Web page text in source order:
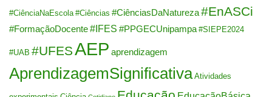
#CiênciaNaEscola #Ciências #CiênciasDaNatureza#EnASCi
#FormaçãoDocente#IFES #PPGECUnipampa #SIEPE2024
#UAB #UFESAEP aprendizagem
AprendizagemSignificativa Atividades